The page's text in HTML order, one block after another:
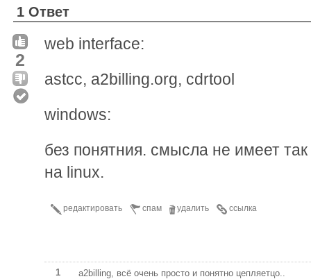
1 Ответ
2
web interface:
astcc, a2billing.org, cdrtool
windows:
без понятния. смысла не имеет
на linux.
ссылка
удалить
спам
редактировать
1
a2billing, всё очень просто и понятно цепляетцо..